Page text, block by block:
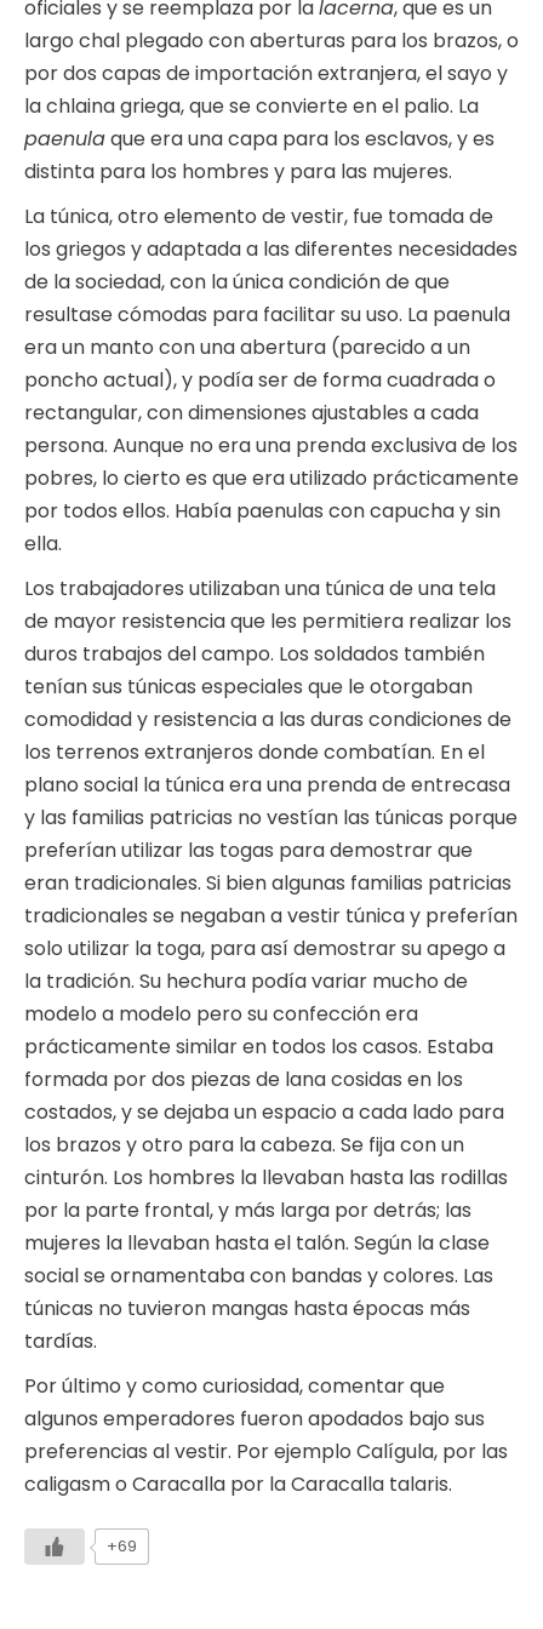
oficiales y se reemplaza por lalacerna, que es un
largo chal plegado con aberturas para los brazos, o
por dos capas de importación extranjera, el sayo y
la chlaina griega, que se convierte en el palio. La
paenulaque era una capa para los esclavos, y es
distinta para los hombres y para las mujeres.
La túnica, otro elemento de vestir, fue tomada de
los griegos y adaptada a las diferentes necesidades
de la sociedad, con la única condición de que
resultase cómodas para facilitar su uso. La paenula
era un manto con una abertura (parecido a un
poncho actual), y podía ser de forma cuadrada o
rectangular, con dimensiones ajustables a cada
persona. Aunque no era una prenda exclusiva de los
pobres, lo cierto es que era utilizado prácticamente
por todos ellos. Había paenulas con capucha y sin
ella.
Los trabajadores utilizaban una túnica de una tela
de mayor resistencia que les permitiera realizar los
duros trabajos del campo. Los soldados también
tenían sus túnicas especiales que le otorgaban
comodidad y resistencia a las duras condiciones de
los terrenos extranjeros donde combatían. En el
plano social la túnica era una prenda de entrecasa
y las familias patricias no vestían las túnicas porque
preferían utilizar las togas para demostrar que
eran tradicionales. Si bien algunas familias patricias
tradicionales se negaban a vestir túnica y preferían
solo utilizar la toga, para así demostrar su apego a
la tradición. Su hechura podía variar mucho de
modelo a modelo pero su confección era
prácticamente similar en todos los casos. Estaba
formada por dos piezas de lana cosidas en los
costados, y se dejaba un espacio a cada lado para
los brazos y otro para la cabeza. Se fija con un
cinturón. Los hombres la llevaban hasta las rodillas
por la parte frontal, y más larga por detrás; las
mujeres la llevaban hasta el talón. Según la clase
social se ornamentaba con bandas y colores. Las
túnicas no tuvieron mangas hasta épocas más
tardías.
Por último y como curiosidad, comentar que
algunos emperadores fueron apodados bajo sus
preferencias al vestir. Por ejemplo Calígula, por las
caligasm o Caracalla por la Caracalla talaris.
+69